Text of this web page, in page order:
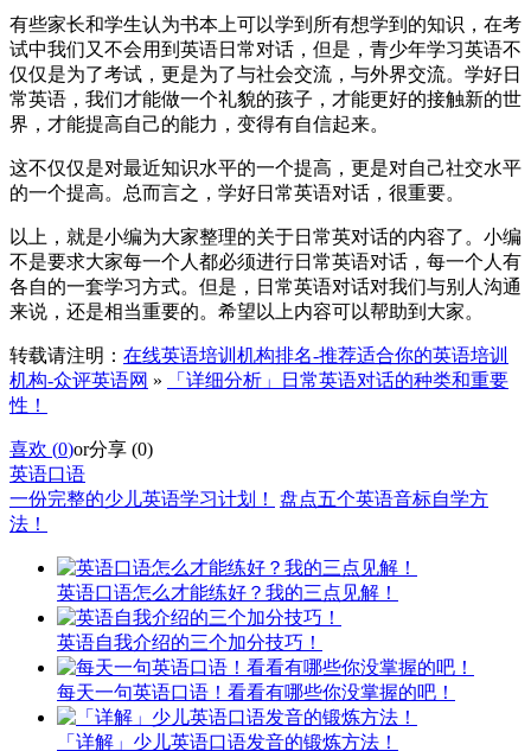
有些家长和学生认为书本上可以学到所有想学到的知识，在考
试中我们又不会用到英语日常对话，但是，青少年学习英语不
仅仅是为了考试，更是为了与社会交流，与外界交流。学好日
常英语，我们才能做一个礼貌的孩子，才能更好的接触新的世
界，才能提高自己的能力，变得有自信起来。
这不仅仅是对最近知识水平的一个提高，更是对自己社交水平
的一个提高。总而言之，学好日常英语对话，很重要。
以上，就是小编为大家整理的关于日常英对话的内容了。小编
不是要求大家每一个人都必须进行日常英语对话，每一个人有
各自的一套学习方式。但是，日常英语对话对我们与别人沟通
来说，还是相当重要的。希望以上内容可以帮助到大家。
转载请注明： 在线英语培训机构排名-推荐适合你的英语培训
机构-众评英语网 »
「详细分析」日常英语对话的种类和重要
性！
喜欢 (0)or分享 (0)
英语口语
一份完整的少儿英语学习计划！
盘点五个英语音标自学方
法！
英语口语怎么才能练好？我的三点见解！
英语自我介绍的三个加分技巧！
每天一句英语口语！看看有哪些你没掌握的吧！
「详解」少儿英语口语发音的锻炼方法！